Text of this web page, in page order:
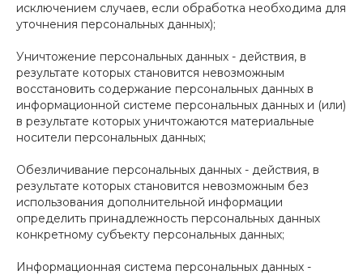
исключением случаев, если обработка необходима для
уточнения персональных данных);
Уничтожение персональных данных - действия, в
результате которых становится невозможным
восстановить содержание персональных данных в
информационной системе персональных данных и (или)
в результате которых уничтожаются материальные
носители персональных данных;
Обезличивание персональных данных - действия, в
результате которых становится невозможным без
использования дополнительной информации
определить принадлежность персональных данных
конкретному субъекту персональных данных;
Информационная система персональных данных -